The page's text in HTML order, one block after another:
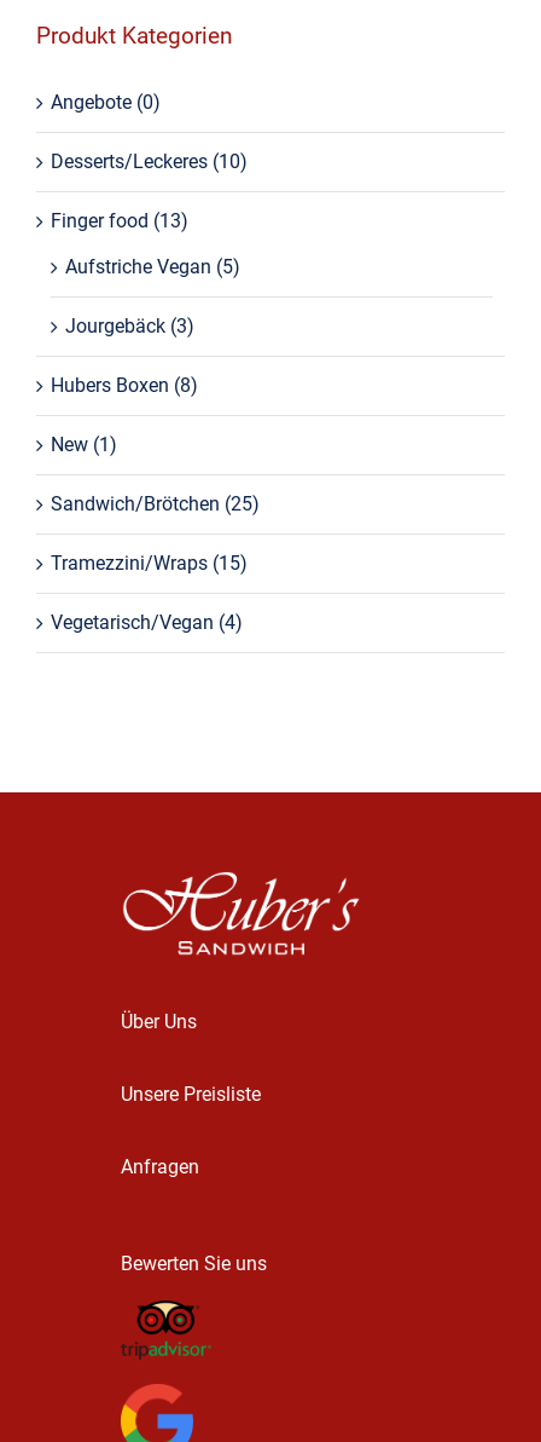
Produkt Kategorien
Angebote (0)
Desserts/Leckeres (10)
Finger food (13)
Aufstriche Vegan (5)
Jourgebäck (3)
Hubers Boxen (8)
New (1)
Sandwich/Brötchen (25)
Tramezzini/Wraps (15)
Vegetarisch/Vegan (4)
Über Uns
Unsere Preisliste
Anfragen
Bewerten Sie uns